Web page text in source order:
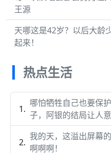
王源
天哪这是42岁？以后大龄
起来！
热点生活
哪怕牺牲自己也要保
子，阿银的结局让人意
我的天，这溢出屏幕
啊啊啊！